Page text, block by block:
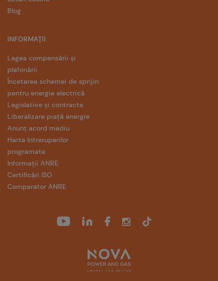
Blog
INFORMAȚII
Legea compensării și
plafonării
Încetarea schemei de sprijin
pentru energie electrică
Legislative și contracte
Liberalizare piață energie
Anunț acord mediu
Harta întreruperilor
programate
Informații ANRE
Certificări ISO
Comparator ANRE